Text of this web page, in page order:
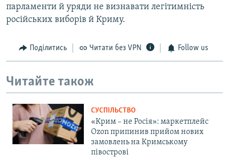
парламенти й уряди не визнавати легітимність
російських виборів й Криму.
Поділитись Читати без VPN Follow us
Читайте також
СУСПІЛЬСТВО
«Крим – не Росія»: маркетплейс
Ozon припинив прийом нових
замовлень на Кримському
півострові